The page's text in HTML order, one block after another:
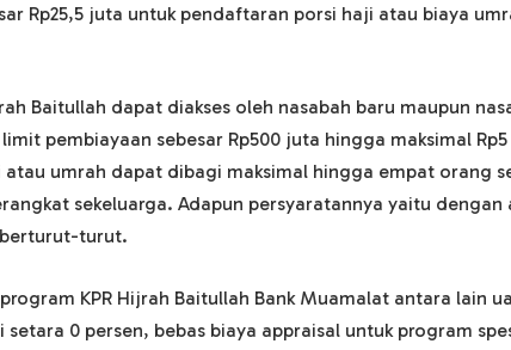
Rp25,5 juta untuk pendaftaran porsi haji atau biaya
Baitullah dapat diakses oleh nasabah baru maupun
pembiayaan sebesar Rp500 juta hingga maksimal
umrah dapat dibagi maksimal hingga empat orang
sekeluarga. Adapun persyaratannya yaitu dengan
berturut-turut.
KPR Hijrah Baitullah Bank Muamalat antara lain
0 persen, bebas biaya appraisal untuk program